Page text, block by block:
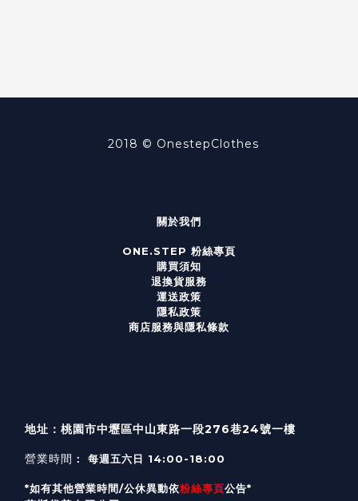
2018 © OnestepClothes
關於我們
ONE.STEP 粉絲專頁
購買須知
退換貨服務
運送政策
隱私政策
商店服務與隱私條款
地址：桃園市中壢區中山東路一段276巷24號一樓
營業時間 ： 每週五六日 14:00-18:00
*如有其他營業時間/公休異動依粉絲專頁公告*